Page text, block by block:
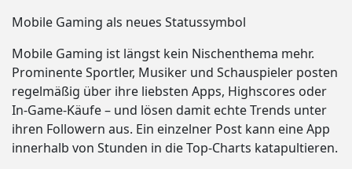
Mobile Gaming als neues Statussymbol
Mobile Gaming ist längst kein Nischenthema mehr.
Prominente Sportler, Musiker und Schauspieler posten
regelmäßig über ihre liebsten Apps, Highscores oder
In-Game-Käufe – und lösen damit echte Trends unter
ihren Followern aus. Ein einzelner Post kann eine App
innerhalb von Stunden in die Top-Charts katapultieren.